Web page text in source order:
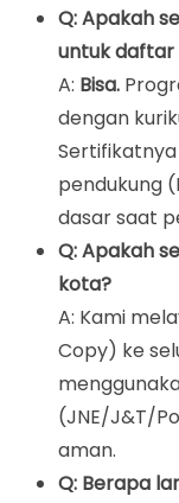
Q: Apakah
untuk daftar
A: Bisa.
dengan
pendukung
dasar saat
Q: Apakah
kota?
A: Kami
Copy) ke
(JNE/J&T/
aman.
Q: Berapa